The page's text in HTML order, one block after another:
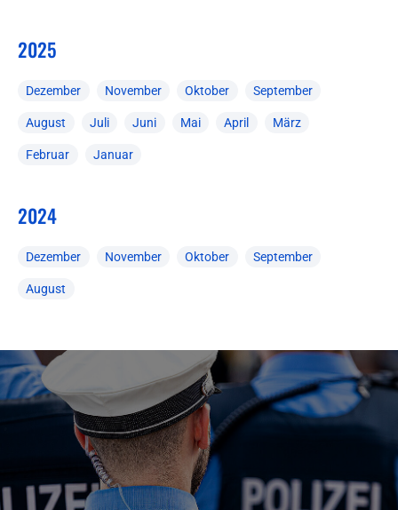
2025
Dezember November Oktober September
August Juli Juni Mai April März
Februar Januar
2024
Dezember November Oktober September
August